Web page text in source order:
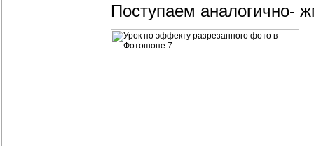
Поступаем аналогично-